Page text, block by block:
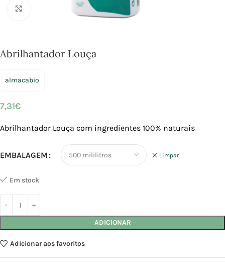
Abrilhantador Louça
almacabio
7,31€
Abrilhantador Louça com ingredientes 100% naturais
EMBALAGEM Limpar
Em stock
ADICIONAR
Adicionar aos favoritos